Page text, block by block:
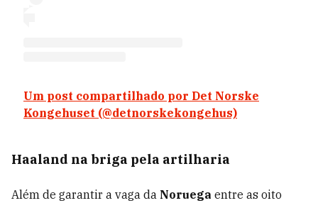
Um post compartilhado por Det Norske
Kongehuset (@detnorskekongehus)
Haaland na briga pela artilharia
Além de garantir a vaga da Noruega entre as oito